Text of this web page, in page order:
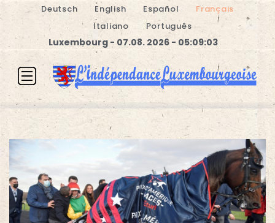
Deutsch English Español
Français
Italiano
Português
Luxembourg - 07.08. 2026 - 05:09:03